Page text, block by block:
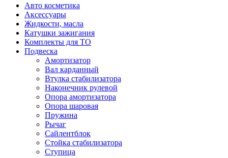
Авто косметика
Аксессуары
Жидкости, масла
Катушки зажигания
Комплекты для ТО
Подвеска
Амортизатор
Вал карданный
Втулка стабилизатора
Наконечник рулевой
Опора амортизатора
Опора шаровая
Пружина
Рычаг
Сайлентблок
Стойка стабилизатора
Ступица